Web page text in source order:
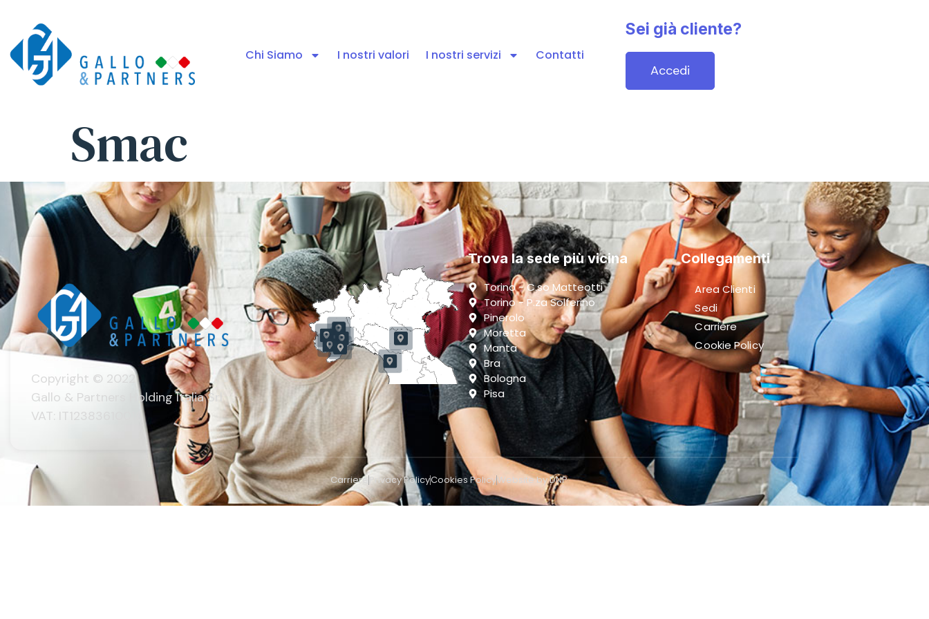
Chi Siamo I nostri valori I nostri servizi Contatti
Sei già cliente?
Accedi
Smac
Copyright © 2022
Gallo & Partners Holding Italia Srl
VAT: IT12383610016
Trova la sede più vicina
Torino - C.so Matteotti
Torino - P.za Solferino
Pinerolo
Moretta
Manta
Bra
Bologna
Pisa
Collegamenti
Area Clienti
Sedi
Carriere
Cookie Policy
Carriere Privacy PolicyCookies PolicyWebsite by DNP